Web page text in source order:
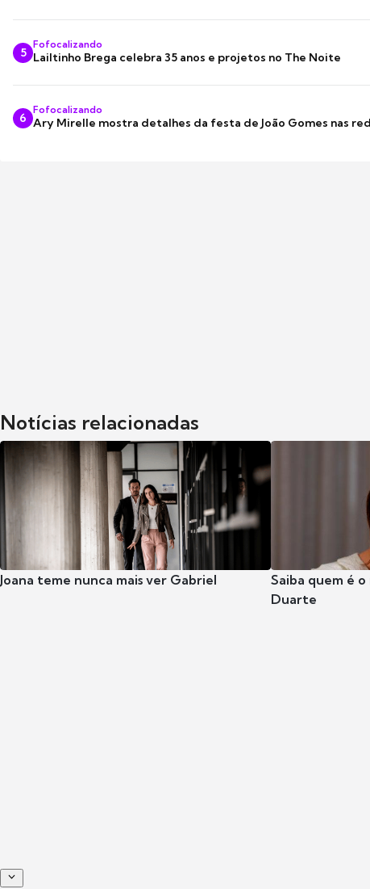
5
Fofocalizando
Lailtinho Brega celebra 35 anos e projetos no The Noite
6
Fofocalizando
Ary Mirelle mostra detalhes da festa de João Gomes nas
Notícias relacionadas
Joana teme nunca mais ver Gabriel
Saiba quem é
Duarte